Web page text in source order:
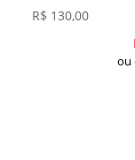
R$ 130,00
ou